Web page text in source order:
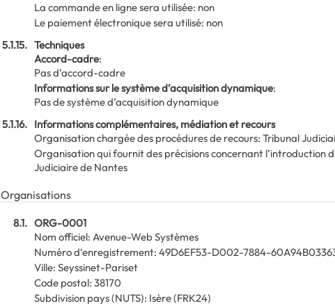
La commande en ligne sera utilisée: non
Le paiement électronique sera utilisé: non
5.1.15. Techniques
Accord-cadre:
Pas d’accord-cadre
Informations sur le système d’acquisition dynamique:
Pas de système d’acquisition dynamique
5.1.16. Informations complémentaires, médiation et recours
Organisation chargée des procédures de recours: Tribunal
Organisation qui fournit des précisions concernant l’introduction
Judiciaire de Nantes
Organisations
8.1. ORG-0001
Nom officiel: Avenue-Web Systèmes
Numéro d’enregistrement: 49D6EF53-D002-7884-
Ville: Seyssinet-Pariset
Code postal: 38170
Subdivision pays (NUTS): Isère(FRK24)